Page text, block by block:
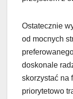
Ostatecznie
od mocnych
doskonale
skorzystać na
priorytetowo